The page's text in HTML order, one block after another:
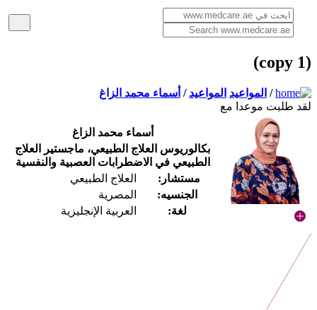
(copy 1)
/ المواعيد المواعيد / أسماء محمد الزاغ
لقد طلبت موعدا مع
أسماء محمد الزاغ
بكالوريوس العلاج الطبيعي، ماجستير العلاج
الطبيعي في الاضطرابات العصبية والنفسية
مستشار:
العلاج الطبيعي
الجنسيه:
المصرية
لغة:
العربية الإنجليزية